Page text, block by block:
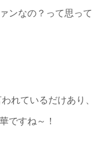
ンなの？って思って
われているだけあり、
ですね～！